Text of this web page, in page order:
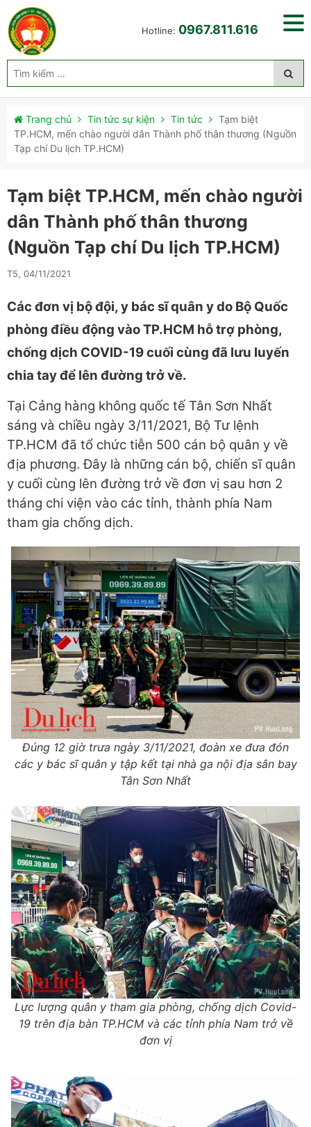
Hotline: 0967.811.616
Trang chủ Tin tức sự kiện Tin tức
Tạm biệt
TP.HCM, mến chào người dân Thành phố thân thương (Nguồn
Tạp chí Du lịch TP.HCM)
Tạm biệt TP.HCM, mến chào người
dân Thành phố thân thương
(Nguồn Tạp chí Du lịch TP.HCM)
T5, 04/11/2021
Các đơn vị bộ đội, y bác sĩ quân y do Bộ Quốc
phòng điều động vào TP.HCM hỗ trợ phòng,
chống dịch COVID-19 cuối cùng đã lưu luyến
chia tay để lên đường trở về.
Tại Cảng hàng không quốc tế Tân Sơn Nhất
sáng và chiều ngày 3/11/2021, Bộ Tư lệnh
TP.HCM đã tổ chức tiễn 500 cán bộ quân y về
địa phương. Đây là những cán bộ, chiến sĩ quân
y cuối cùng lên đường trở về đơn vị sau hơn 2
tháng chi viện vào các tỉnh, thành phía Nam
tham gia chống dịch.
Đúng 12 giờ trưa ngày 3/11/2021, đoàn xe đưa đón
các y bác sĩ quân y tập kết tại nhà ga nội địa sân bay
Tân Sơn Nhất
Lực lượng quân y tham gia phòng, chống dịch Covid-
19 trên địa bàn TP.HCM và các tỉnh phía Nam trở về
đơn vị